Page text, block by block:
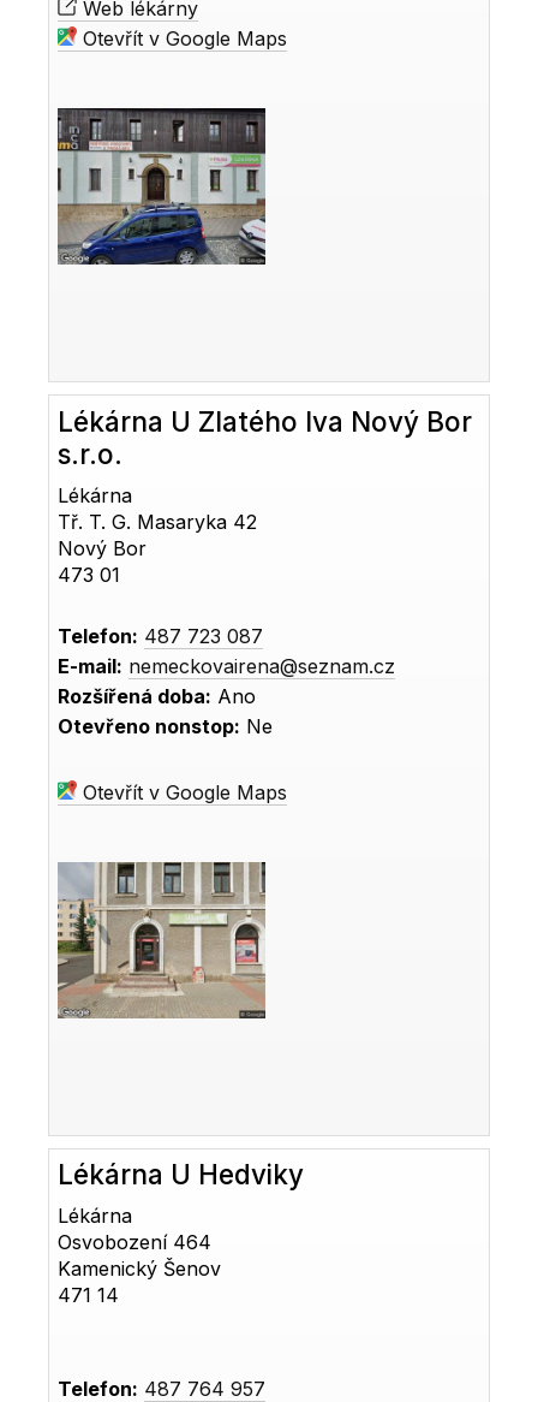
Web lékárny
Otevřít v Google Maps
Lékárna U Zlatého lva Nový Bor
s.r.o.
Lékárna
Tř. T. G. Masaryka 42
Nový Bor
473 01
Telefon: 487 723 087
E-mail: nemeckovairena@seznam.cz
Rozšířená doba: Ano
Otevřeno nonstop: Ne
Otevřít v Google Maps
Lékárna U Hedviky
Lékárna
Osvobození 464
Kamenický Šenov
471 14
Telefon: 487 764 957